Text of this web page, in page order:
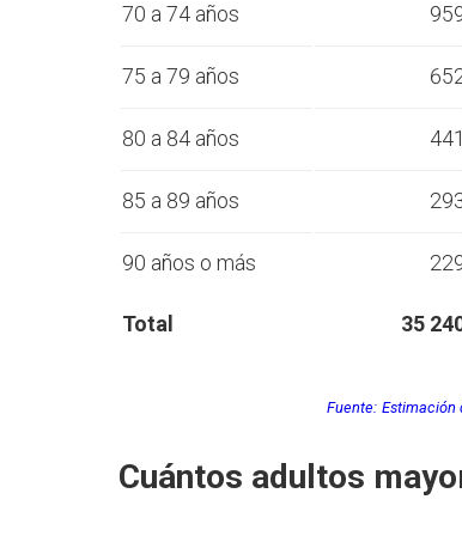
70 a 74 años
75 a 79 años
80 a 84 años 441
85 a 89 años
90 años o más
Total 35
Fuente: Estimación
Cuántos adultos